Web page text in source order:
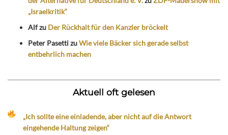
„Israelkritik“
Alfzu Der Rückhalt für den Kanzler bröckelt
Peter PasettizuWie viele Bäcker sich gerade selbst
entbehrlich machen
Aktuell oft gelesen
„Ich sollte eine einladende, aber nicht auf die Antwort
eingehende Haltung zeigen“